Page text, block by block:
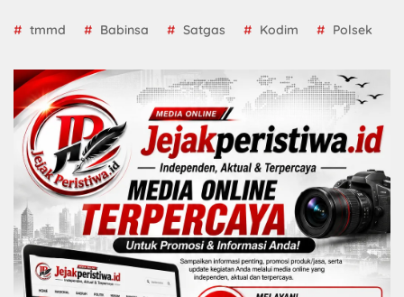
tmmd Babinsa Satgas Kodim Polsek